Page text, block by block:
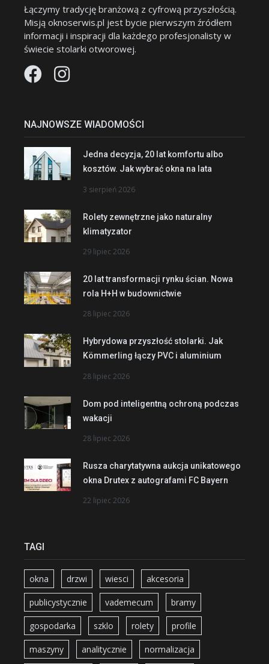
Łączymy tradycję branżową z cyfrową przyszłością.
Misją oknoserwis.pl jest bycie pierwszym źródłem
informacji i inspiracji dla każdego profesjonalisty w
świecie stolarki otworowej.
NAJNOWSZE WIADOMOŚCI
Jedna decyzja, 20 lat komfortu albo
kosztów. Jak wybrać okna na lata
3 sierpień 2026
Rolety zewnętrzne jako naturalny
klimatyzator
29 lipiec 2026
20 lat transformacji rynku ścian. Nowa
rola H+H w budownictwie
28 lipiec 2026
Hybrydowa przyszłość stolarki. Jak
Kömmerling łączy PVC i aluminium
28 lipiec 2026
Dom pod inteligentną ochroną podczas
wakacji
28 lipiec 2026
Rusza charytatywna aukcja unikatowego
okna Drutex z autografami FC Bayern
22 lipiec 2026
TAGI
okna drzwi wiesci akcesoria
publicystycznie vademecum bramy
gospodarka szklo rolety profile
maszyny analitycznie normalizacja